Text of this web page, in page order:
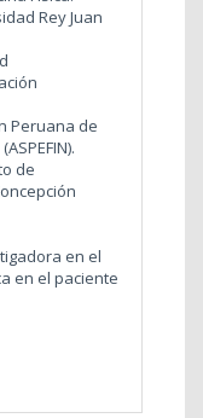
Rey Juan
Peruana de
de
en el
en el paciente